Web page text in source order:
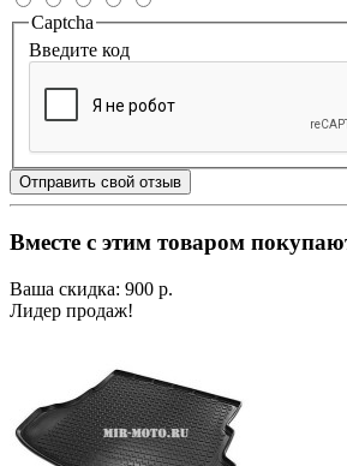
Captcha
Введите код
Отправить свой отзыв
Вместе с этим товаром
Ваша скидка: 900 р.
Лидер продаж!